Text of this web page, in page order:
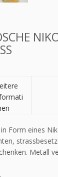
Form eines
Metall